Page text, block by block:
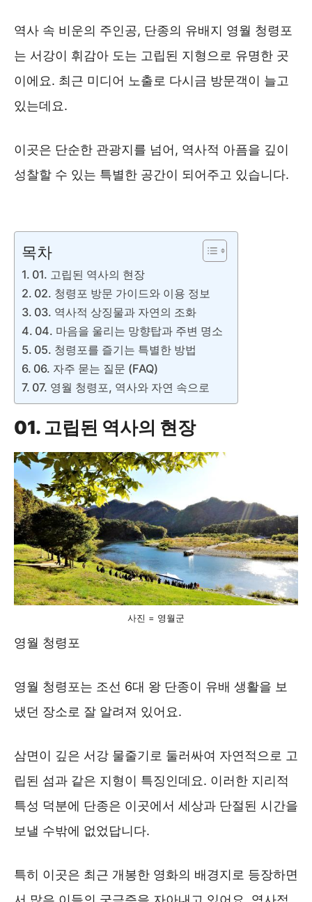
역사 속 비운의 주인공, 단종의 유배지 영월 청령포
는 서강이 휘감아 도는 고립된 지형으로 유명한 곳
이에요. 최근 미디어 노출로 다시금 방문객이 늘고
있는데요.
이곳은 단순한 관광지를 넘어, 역사적 아픔을 깊이
성찰할 수 있는 특별한 공간이 되어주고 있습니다.
목차
01. 고립된 역사의 현장
02. 청령포 방문 가이드와 이용 정보
03. 역사적 상징물과 자연의 조화
04. 마음을 울리는 망향탑과 주변 명소
05. 청령포를 즐기는 특별한 방법
06. 자주 묻는 질문 (FAQ)
07. 영월 청령포, 역사와 자연 속으로
01. 고립된 역사의 현장
사진 = 영월군
영월 청령포
영월 청령포는 조선 6대 왕 단종이 유배 생활을 보
냈던 장소로 잘 알려져 있어요.
삼면이 깊은 서강 물줄기로 둘러싸여 자연적으로 고
립된 섬과 같은 지형이 특징인데요. 이러한 지리적
특성 덕분에 단종은 이곳에서 세상과 단절된 시간을
보낼 수밖에 없었답니다.
특히 이곳은 최근 개봉한 영화의 배경지로 등장하면